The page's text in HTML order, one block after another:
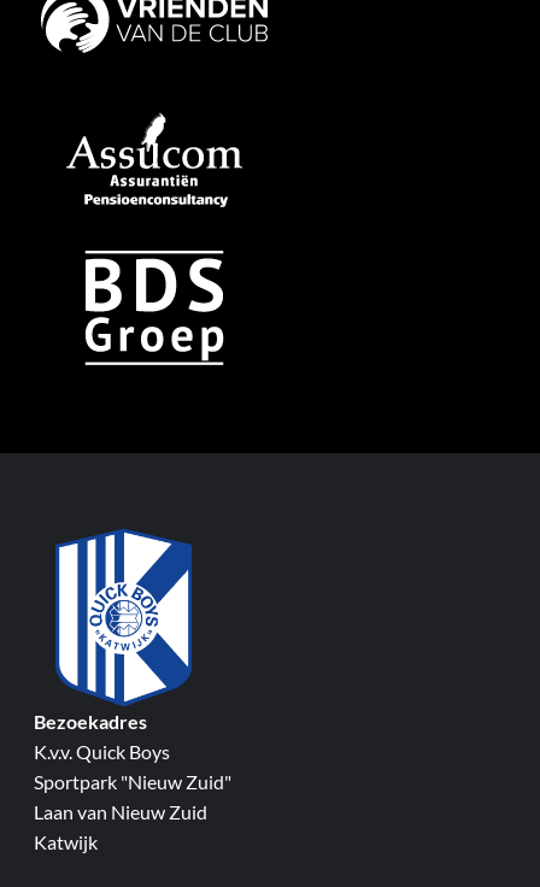
Bezoekadres
K.v.v. Quick Boys
Sportpark "Nieuw Zuid"
Laan van Nieuw Zuid
Katwijk